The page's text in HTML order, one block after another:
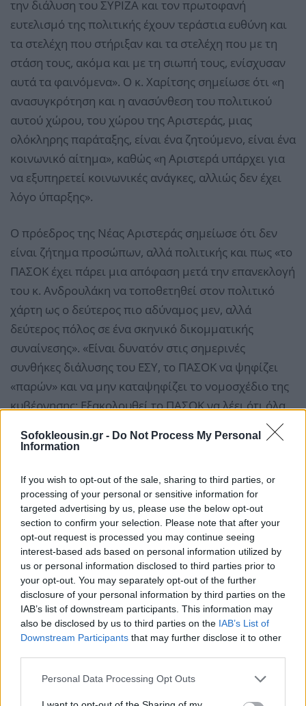
Sofokleousin.gr - Do Not Process My Personal
Information
If you wish to opt-out of the sale, sharing to third parties, or
processing of your personal or sensitive information for
targeted advertising by us, please use the below opt-out
section to confirm your selection. Please note that after your
opt-out request is processed you may continue seeing
interest-based ads based on personal information utilized by
us or personal information disclosed to third parties prior to
your opt-out. You may separately opt-out of the further
disclosure of your personal information by third parties on the
IAB’s list of downstream participants. This information may
also be disclosed by us to third parties on the IAB’s List of
Downstream Participants that may further disclose it to other
Personal Data Processing Opt Outs
την διάλυση του ΣΥΡΙΖΑ και τον πρωτοφανή
ευτελισμό της πολιτικής έχουν τεράστια ευθύνη και
τα στελέχη που στήριξαν και τα στελέχη που με τη
στάση τους, ακόμα και με τη σιωπή τους, ενίσχυσαν
αυτά τα φαινόμενα». Ο κ. Χαρίτσης σημείωσε ότι «η
ανασυγκρότηση και η ανασύνθεση του πολιτικού
αυτού χώρου, του χώρου της Αριστεράς, μιας
ολόκληρης παράταξης, είναι ένα ζητούμενο, είναι ένα
κοινωνικό αίτημα», καθώς «η Αριστερά υπάρχει για
να εξυπηρετεί κοινωνικές ανάγκες, αλλιώς δεν έχει
λόγο ύπαρξης».
Ο πρόεδρος της Νέας Αριστεράς σημείωσε ότι δεν
είναι ζήτημα προσώπων, αλλά πολιτικής και πως «το
ΠΑΣΟΚ έχει πάρει μια απόφαση μετά την επανεκλογή
του κ. Ανδρουλάκη να τοποθετηθεί στον πολιτικό
χάρτη ως ο δεύτερος πιο αδύναμος μεν, αλλά
δεύτερος πόλος σε ένα σκηνικό δικομματικής
συναίνεσης». «Είναι δυνατόν στις σημερινές
συνθήκες διάλυσης του ΕΣΥ, το ΠΑΣΟΚ να ψηφίζει
«παρών» και να μην καταψηφίζει το νομοσχέδιο της
κυβέρνησης; Εξακολουθεί το ΠΑΣΟΚ να λέει ότι όλα
είναι καλά, ότι έτσι πρέπει να προχωρήσει η Ευρώπη
όταν ανακοινώνεται από την Κομισιόν ότι το 1/3 του
δισεκατομμύρια, θα πάνε στην πολεμική
βιομηχανία;», σχολίασε. Καταληκτικά είπε πως «το
ζήτημα είναι αν μπορούμε προγραμματικά να
έχουμε ένα σχέδιο, το οποίο η κοινωνία θα το
αντιλαμβάνεται ως ευθέως αντιπαραθετικό προς
αυτό που εφαρμόζει σήμερα η κυβέρνηση».